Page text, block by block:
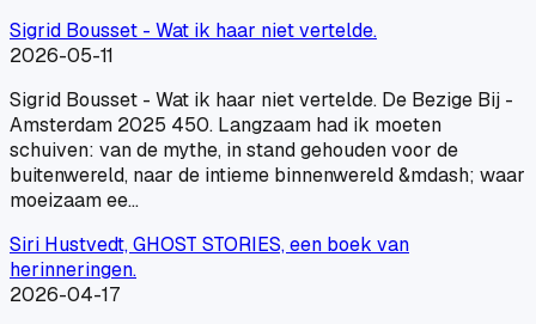
Sigrid Bousset - Wat ik haar niet vertelde.
2026-05-11
Sigrid Bousset - Wat ik haar niet vertelde. De Bezige Bij -
Amsterdam 2025 450. Langzaam had ik moeten
schuiven: van de mythe, in stand gehouden voor de
buitenwereld, naar de intieme binnenwereld &mdash; waar
moeizaam ee…
Siri Hustvedt, GHOST STORIES, een boek van
herinneringen.
2026-04-17